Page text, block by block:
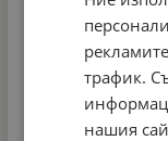
трафик.
нашия